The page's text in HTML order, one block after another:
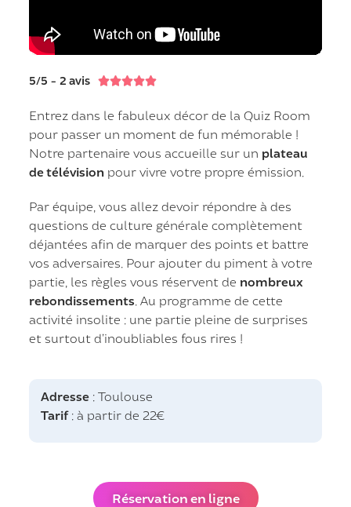
5/5 - 2 avis 
Entrez dans le fabuleux décor de la Quiz Room
pour passer un moment de fun mémorable !
Notre partenaire vous accueille sur un plateau
de télévision pour vivre votre propre émission.
Par équipe, vous allez devoir répondre à des
questions de culture générale complètement
déjantées afin de marquer des points et battre
vos adversaires. Pour ajouter du piment à votre
partie, les règles vous réservent de nombreux
rebondissements . Au programme de cette
activité insolite : une partie pleine de surprises
et surtout d’inoubliables fous rires !
Adresse : Toulouse
Tarif: à partir de 22€
Réservation en ligne